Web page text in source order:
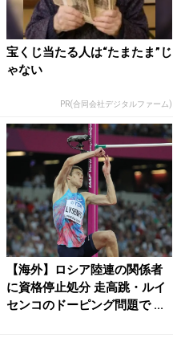
宝くじ当たる人は“たまたま”じ
ゃない
PR(合同会社デジタルファーム)
【海外】ロシア陸連の関係者
に資格停止処分 走高跳・ルイ
センコのドーピング問題で ...